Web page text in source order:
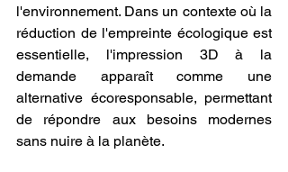
l'environnement. Dans un contexte où la
réduction de l'empreinte écologique est
essentielle, l'impression 3D à la
demande apparaît comme une
alternative écoresponsable, permettant
de répondre aux besoins modernes
sans nuire à la planète.